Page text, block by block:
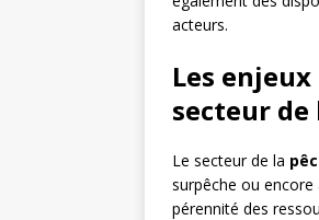
acteurs.
Les
secteur de
Le secteur de la
surpêche ou
pérennité des